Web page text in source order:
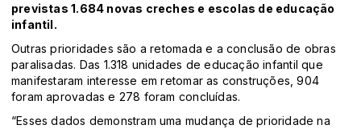
previstas 1.684 novas creches e escolas de educação
infantil.
Outras prioridades são a retomada e a conclusão de obras
paralisadas. Das 1.318 unidades de educação infantil que
manifestaram interesse em retomar as construções, 904
foram aprovadas e 278 foram concluídas.
“Esses dados demonstram uma mudança de prioridade na